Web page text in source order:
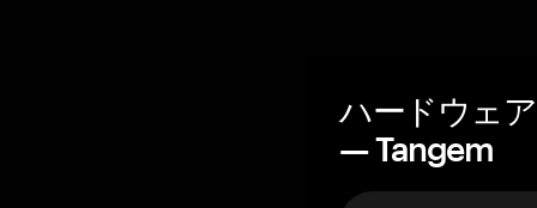
ハードウェ
— Tangem